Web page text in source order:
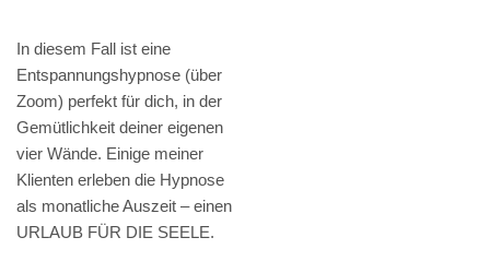
In diesem Fall ist eine
Entspannungshypnose (über
Zoom) perfekt für dich, in der
Gemütlichkeit deiner eigenen
vier Wände. Einige meiner
Klienten erleben die Hypnose
als monatliche Auszeit – einen
URLAUB FÜR DIE SEELE.